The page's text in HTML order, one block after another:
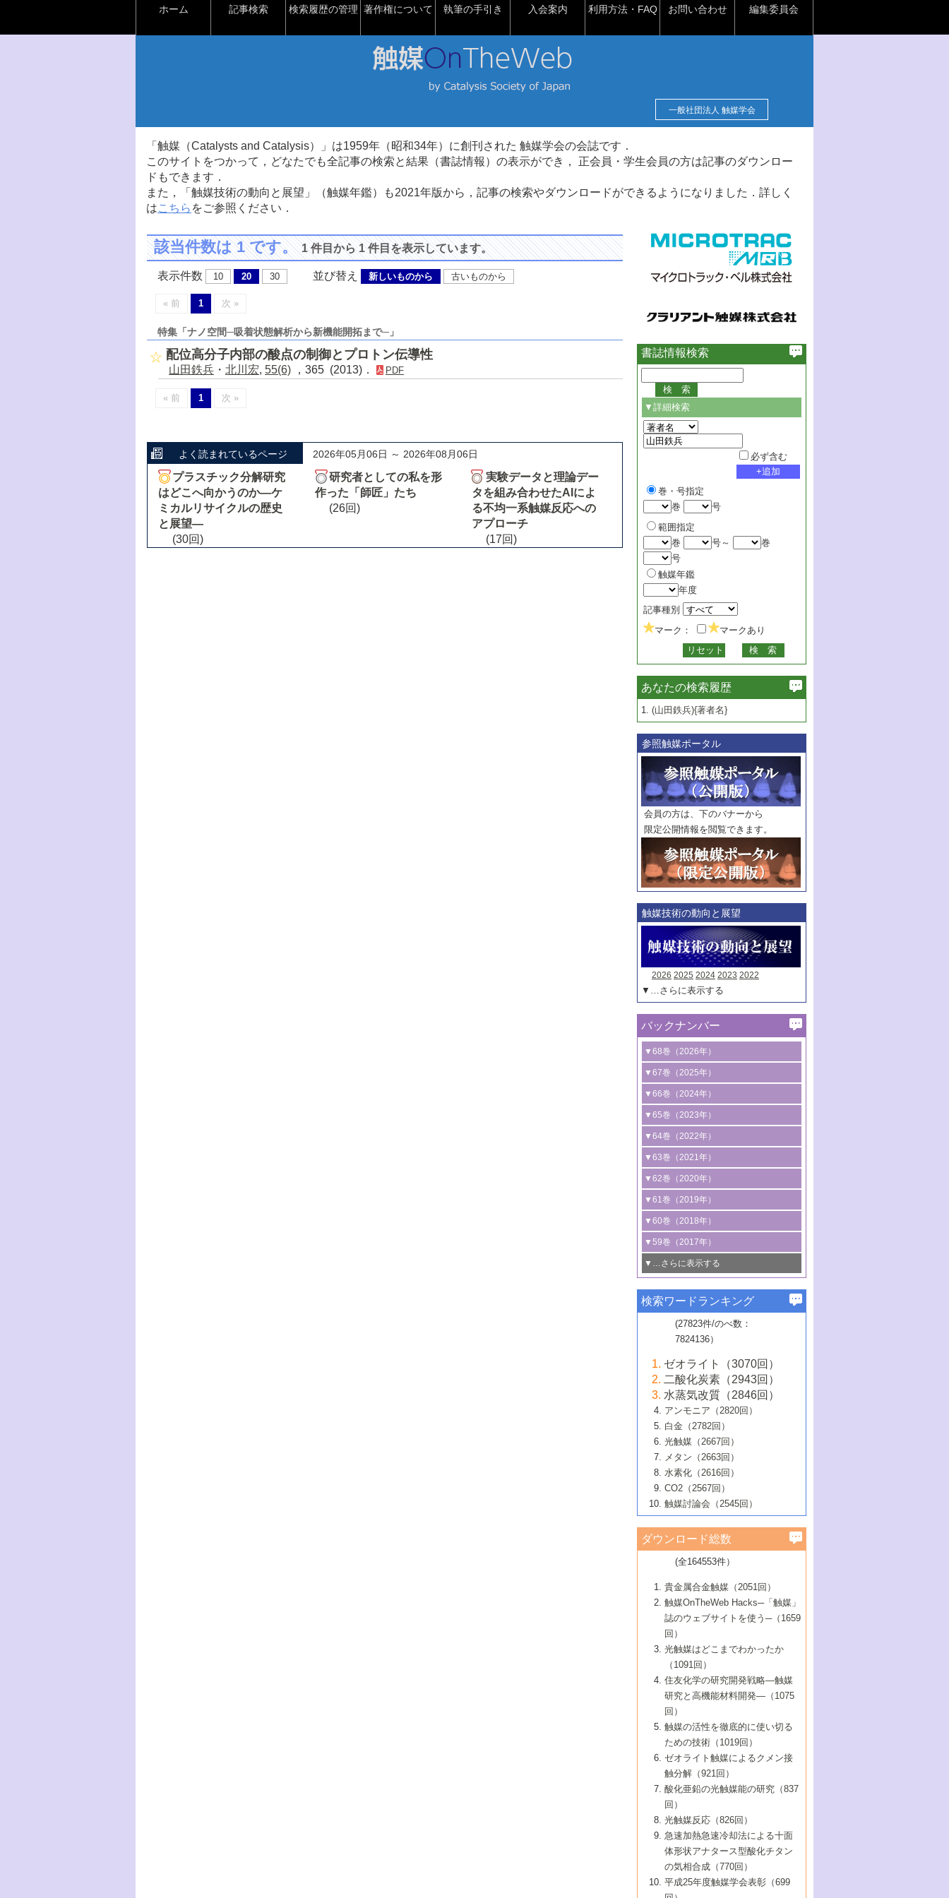
ホーム 記事検索 検索履歴の管理 著作権について 執筆の手引き 入会案内 利用方法・FAQ お問い合わせ 編集委員会
一般社団法人 触媒学会
「触媒（Catalysts and Catalysis）」は1959年（昭和34年）に創刊された 触媒学会の会誌です．
このサイトをつかって，どなたでも全記事の検索と結果（書誌情報）の表示ができ， 正会員・学生会員の方は記事のダウンロー
ドもできます．
また，「触媒技術の動向と展望」（触媒年鑑）も2021年版から，記事の検索やダウンロードができるようになりました．詳しく
はこちら をご参照ください．
該当件数は 1 です。1 件目から 1 件目を表示しています。
表示件数 10 20 30 並び替え 新しいものから 古いものから
« 前 1 次 »
特集「ナノ空間─吸着状態解析から新機能開拓まで─」
配位高分子内部の酸点の制御とプロトン伝導性
山田鉄兵 ・ 北川宏, 55(6) ，365 (2013)． PDF
« 前 1 次 »
よく読まれているページ 2026年05月06日 ～ 2026年08月06日
プラスチック分解研究
はどこへ向かうのか―ケ
ミカルリサイクルの歴史
と展望―
(30回)
研究者としての私を形
作った「師匠」たち
(26回)
実験データと理論デー
タを組み合わせたAIによ
る不均一系触媒反応への
アプローチ
(17回)
書誌情報検索
▼詳細検索
必ず含む
巻・号指定
巻
号
範囲指定
巻
号～
巻
号
触媒年鑑
年度
記事種別
マーク：
マークあり
あなたの検索履歴
1. (山田鉄兵){著者名}
参照触媒ポータル
会員の方は、下のバナーから
限定公開情報を閲覧できます。
触媒技術の動向と展望
2026 2025 2024 2023 2022
▼…さらに表示する
バックナンバー
▼68巻（2026年）
1号 過酸化水素合成に関する研究動向
2号 コンピューター技術により加速する
触媒開発
3号 有機分子変換やCO 資源化のための
光触媒に関する最近の研究
B号 第137回触媒討論会（2026年）
▼67巻（2025年）
1号 CO
水素化によるグリーン燃料/グリ
ーンケミカル製造
2号 水素製造のための水分解技術に関す
る最近の研究
3号 オレフィン系樹脂の精密合成に関す
る最新技術
4号 アルコール類の効率的変換を実現す
る非貴金属触媒の研究動向
5号 ゼオライトの合成と応用における研
究動向
6号 ヘテロ接合界面
B号 第135回触媒討論会（2025年）
▼66巻（2024年）
1号 低次元ナノ構造を有する触媒材料
2号 規制反応場を活用した固体触媒研究
の新展開
3号 未踏分子変換を目指した酸化触媒プ
ロセスの最前線
4号 シンクロトロン放射光および中性子
線を利用した触媒解析技術の最先端
5号 単原子触媒
6号 参照触媒委員会からのお知らせ
B号 第133回触媒討論会（2023年）
▼65巻（2023年）
1号 炭素が関わる触媒機能
2号 プラスチックケミカルリサイクルの
ための触媒技術
3号 非酸化物系金属化合物を基盤とした
触媒材料の開発
4号 格子酸素・格子酸素欠陥を利用した
触媒反応
5号 生体触媒によるエネルギー変換反応
6号 窒素とリンの循環のための触媒・機
能性材料
▼64巻（2022年）
1号 合成ガス製造とCOを用いるケミカル
ズ合成の最新動向
2号 化学品合成のための合金触媒開発
3号 CO の排出削減および有効活用のた
めの触媒技術
4号 若手による情報発信企画～とびたて
若き触媒の研究者たち～（1）
若き触媒の研究者たち～（2）
6号 石油のノーブル・ユースを志向した
触媒技術
大学：オンライン・対面開催）
▼63巻（2021年）
1号 金触媒の新展開
2号 ペロブスカイト
3号 特殊反応場を利用した触媒的分子変
換反応
4号 多孔質材料を用いた触媒の新展開
5号 情報学的手法を用いた触媒開発
6号 カーボンニュートラルに向けた電解
技術
B号 第127回触媒討論会（2021年・オン
ライン開催(Zoom)のみ）
▼62巻（2020年）
1号 触媒設計を拓く欠陥構造のキャラク
タリゼーション
2号 機能化学品製造に資するクリーンな
触媒的酸化反応
3号 水処理のための触媒化学
4号 光触媒を用いた水分解の最新の研究
動向
5号 次世代の触媒プロセスを支えるマイ
6号 メタン転換技術の最新動向
B号 第125回触媒討論会（2020年・工学
院大学）
▼61巻（2019年）
1号 物質移動制御に着目した触媒プロセ
ス開発
2号 CO2 フリー水素サプライチェーンに
関わる触媒開発動向
3号 精密高分子合成に関する最近の研究
動向
4号 バイオマス化成品製造のための触媒
5号 固体触媒による含窒素有機化合物変
換の最前線
6号 貴金属使用量低減に向けた自動車排
ガス浄化触媒の開発
B号 第123回触媒討論会（2019年・大阪
▼60巻（2018年）
1号 固体酸触媒の最新の研究動向
2号 二酸化炭素からの有用化学品合成
3号 ナノ粒子・クラスター触媒の最前線
4号 60周年記念企画
5号 進化するゼオライト合成技術
6号 非貴金属系触媒における電気化学的
B号 第121回触媒討論会（2018年・東京
大学）
▼59巻（2017年）
1号 いたるところに，触媒
最先端技術
3号 無機分離膜材料の開発と触媒反応プ
ロセスへの適用
5号 水素のふるまいを解き明かす最先端
研究
6号 低級アルカンの有効利用のための触
媒技術
B号 第119回触媒討論会（2017年・首都
大学東京）
▼…さらに表示する
1号 ユニークな構造の高分子を生み出す触
2号 リグニンからの化成品製造に向けた触
媒技術
3号 触媒研究の最先端～とびたて若き研究
者たち～（1）
4号 触媒研究の最先端～とびたて若き研究
者たち～（2）
5号 触媒研究の最先端～とびたて若き研究
者たち～（3）
6号 イオニクス材料と燃料電池・電解合成
の最新の研究動向
B号 第117回触媒討論会（2016年・大阪府
立大学）
▼57巻（2015年）
1号 水素キャリアにかかわる触媒技術の新
2号 石油精製用触媒の最近の進展
3号 固体酸化物形燃料電池（SOFC）におけ
るアノード触媒上での燃料直接改質技術
4号 コアシェル構造の制御による触媒機能
5号 工業触媒およびその周辺技術の最近の
進歩
6号 ナノシート
B号 第115回触媒討論会（2015年・成蹊大
▼56巻（2014年）
2号 光触媒反応機構に関する最新の研究動
向
開発動向
4号 人工光合成に向けた近年のアプローチ
5号 未利用熱エネルギーの有効活用に貢献
する触媒技術
6号 ポリオキソメタレート
B号 第113回触媒討論会（2014年・ロワジ
ールホテル豊橋）
1号 高耐久性燃料電池システム用触媒にお
ける新展開
2号 リビングラジカル重合の最近の動向
3号 天然ガスの化学工業的展開に関する触
媒技術
4号 貴金属触媒の精密構造制御とその活用
5号 バイオマス化成品製造のための固体触
6号 ナノ空間─吸着状態解析から新機能開拓
B号 第111回触媒討論会（2013年・関西大
▼54巻（2012年）
1号 規則性多孔体の利用技術における最近
の進歩
2号 第109回触媒討論会
3号 貴金属低減技術の最新動向
4号 貴金属代替技術の最新動向
5号 光触媒による物質変換反応の新展開
6号 グラフェン
7号 水素を利用する化成品合成の新潮流
▼53巻（2011年）
1号 金属学から見る合金触媒の新展開
2号 第107回触媒討論会
3号 触媒のその場観察法の進歩（１）
4号 触媒のその場観察法の進歩（２）
5号 不活性結合の触媒的活性化による有機
合成
6号 新しい固体酸触媒技術
7号 ゼオライト合成における最近の進歩
▼52巻（2010年）
1号 触媒の劣化対策と長寿命触媒開発
2号 第105回触媒討論会
3号 ナノ構造が拓く新機能
4号 活性サイトおよびその環境の精密な設
計による触媒の高機能化
5号 触媒を有効に使うための技術
7号 有機分子触媒による精密有機合成
8号 高機能化ポリオレフィンに向けた重合
触媒の最近の進展
1号 炭素材料－熱い注目を集める材料－
2号 第103回触媒討論会
3号 環境浄化用光触媒の現状と課題
4号 水素社会の実現に向けた水素製造・貯
蔵技術の進歩
5号 CO2が関わる触媒・材料
7号 持続可能社会実現のための触媒および
触媒関連技術
▼50巻（2008年）
1号 触媒化学と学会のこの10年，半世紀，
そして未来
2号 第101回触媒討論会
4号 錯体を利用したユニークな表面構造の
構築と機能
5号 若手会員による触媒研究の未来展望1：
企業編
6号 第102回触媒討論会
7号 触媒・化学反応における計算化学の進
8号 若手研究者による触媒研究の未来展望
2：大学・研究所編
▼49巻（2007年）
1号 含フッ素化合物の合成と触媒
2号 第99回触媒討論会
3号 実用的ファインケミカル合成プロセス
を実現する触媒
5号 こんな物質，あんな物質―新たな触媒
の可能性―
7号 『結晶の化学』を活かした触媒研究
8号 イオン液体の応用
▼48巻（2006年）
1号 固体酸触媒の最近の進歩
2号 第97回触媒討論会
3号 リビング重合触媒の最近の展開
5号 水素製造・貯蔵のための触媒技術の新
しい展開
6号 第98回触媒討論会
7号 基礎化学品製造の触媒技術
8号 多機能型リアクター
1号 最近の触媒担体とその効果
2号 第95回触媒討論会
4号 水分解用光触媒材料
5号 時間分解分光の進歩と応用
6号 第96回触媒討論会
8号 超臨界流体を用いた化学プロセスの新
▼46巻（2004年）
1号 部分酸化反応触媒の最前線
2号 第93回触媒討論会
3号 特殊エネルギー場の触媒反応
4号 生体内における金属の触媒作用
5号 ファインケミカルズの展開に寄与する
6号 第94回触媒討論会
7号 サブナノレベルでみた新しい表面現象
8号 オレフィン重合触媒の新たな展
▼45巻（2003年）
1号 なぜこの触媒が良いのか？
2号 第91回触媒討論会
3号 最近の自動車排ガス処理技術
4号 触媒研究の現状と将来─第90回触媒討論
5号 基礎化学品製造の触媒技術
6号 第92回触媒討論会
7号 基礎化学品製造の触媒技術
8号 資源の循環と触媒技術
▼44巻（2002年）
1号 高次制御された触媒の化学
2号 第89回触媒討論会
3号 触媒を利用した電気化学の新展開
4号 ナノ材料の調製と機能化
5号 こんな触媒が欲しい
6号 第90回触媒討論会
7号 触媒研究と学術雑誌/情報
8号 若い世代からみた触媒化学の現状と未
▼43巻（2001年）
1号 グリーンケミストリーと触媒
2号 第87回触媒討論会特集号
3号 生体触媒とバイオプロセス
4号 水素製造・利用の触媒化学
5号 触媒研究における新しい切り口：コン
ビナトリアルケミストリー
6号 第88回触媒討論会特集号
7号 企業における触媒研究のブレークスル
8号 この材料を触媒として使ってみません
▼42巻（2000年）
1号 触媒反応工学の明日を拓く
2号 第85回触媒討論会
3号 反応ダイナミクス
5号 触媒のおもしろさをどのように伝える
6号 第86回触媒討論会
7号 水素化精製触媒の新しい展開
8号 新しい反応性と機能性を目指した金属
クラスタ-化学
▼41巻（1999年）
1号 孔、穴、あな?-特異な空間とその利用-
2号 第83回触媒討論会
3号 均一系触媒反応最前線
4号 実用炭素材料の新展開
5号 研究の方法論を考える
7号 機能性金属材料と触媒
8号 触媒研究へのNMRの応用と展望
▼40巻（1998年）
進展と21世紀への提言/創立40周年記念・触
媒学会この10年の歩みとこれから/創立40周
2号 第81回触媒討論会
3号 計算機触媒化学へのさそい
4号 触媒劣化の制御と予測
5号 最新の実用プロセスと触媒
6号 第82回触媒討論会
7号 ナノ構造体の化学
8号 あの反応は今
1号 均一系と不均一系触媒反応-その特徴と
接点
2号 第79回触媒討論会
3号 最新NO除去触媒の実用化研究
4号 新しい反応場を目指した触媒調製
5号 反応・分離技術の新しい展開
6号 第80回触媒討論会
8号 AFMでみる世界
▼38巻（1996年）
1号 触媒の構造と触媒作用/C1化学を中心と
する21世紀への触媒
3号 オリンピックメダル:金・銀・銅はどん
な触媒作用を示すか
4号 触媒作用における機能の複合化
5号 未来を拓け！若手研究者
6号 第78回触媒討論会
7号 ダイナミックな領域への触媒研究の展
開/C1化学を中心とする21世紀への触媒
▼37巻（1995年）
1号 ファインケミカルズと固体触媒
2号 第75回触媒討論会
3号 希土類を利用した触媒
4号 触媒とリサイクル
5号 エネルギー変換触媒
6号 第76回触媒討論会
7号 表面吸着相の新しい展開
8号 マイクロポーラス・クリスタル触媒の
▼36巻（1994年）
1号 電気化学と触媒
2号 第73回触媒討論会
3号 C4化学の展開
4号 《通常号》
5号 《通常号》
6号 第74回触媒討論会
▼35巻（1993年）
1号 工業触媒開発マニュアル―探索から工
業化まで
2号 第71回触媒討論会
3号 研究開発のうらおもて―着想と展開
4号 触媒劣化と寿命の予測
5号 環境に優しい触媒
▼34巻（1992年）
1号 インパクトを与えたこの研究
2号 第69回触媒討論会
3号 ケミカルズ合成触媒―新しい展開と応
▼33巻（1991年）
1号 触媒プロセス開発マニュアル―探索か
ら工業化まで，知っておきたいこと PartII
2号 第67回触媒討論会
▼32巻（1990年）
1号 21世紀に向けて触媒研究の飛躍をめざ
す―触媒化学の裾野を広げよう
2号 第65回触媒討論会
▼31巻（1989年）
1号 情報科学と反応設計・材料設計
▼30巻（1988年）
検索ワードランキング
(27823件/のべ数：
7824136）
ゼオライト（3070回）
二酸化炭素（2943回）
水蒸気改質（2846回）
アンモニア（2820回）
白金（2782回）
光触媒（2667回）
メタン（2663回）
水素化（2616回）
CO2（2567回）
触媒討論会（2545回）
ダウンロード総数
(全164553件）
貴金属合金触媒（2051回）
触媒OnTheWeb Hacks─「触媒」
誌のウェブサイトを使う─（1659
回）
光触媒はどこまでわかったか
（1091回）
住友化学の研究開発戦略―触媒
研究と高機能材料開発―（1075
回）
触媒の活性を徹底的に使い切る
ための技術（1019回）
ゼオライト触媒によるクメン接
触分解（921回）
酸化亜鉛の光触媒能の研究（837
回）
光触媒反応（826回）
急速加熱急速冷却法による十面
体形状アナタース型酸化チタン
の気相合成（770回）
平成25年度触媒学会表彰（699